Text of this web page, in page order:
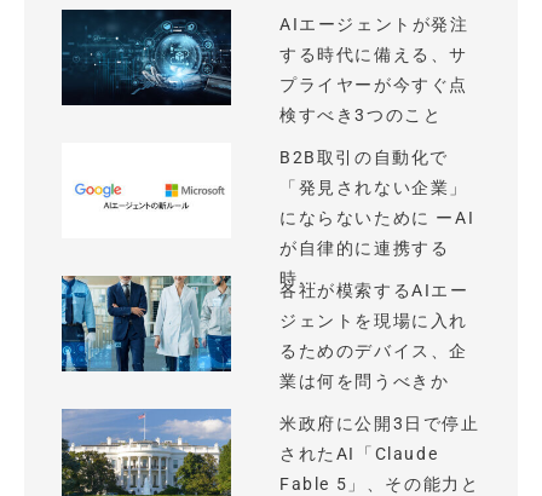
AIエージェントが発注
する時代に備える、サ
プライヤーが今すぐ点
検すべき3つのこと
B2B取引の自動化で
「発見されない企業」
にならないために ーAI
が自律的に連携する
時...
各社が模索するAIエー
ジェントを現場に入れ
るためのデバイス、企
業は何を問うべきか
米政府に公開3日で停止
されたAI「Claude
Fable 5」、その能力と